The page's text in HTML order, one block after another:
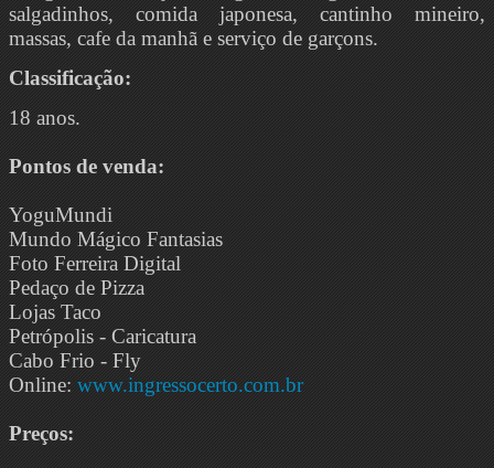
salgadinhos, comida japonesa, cantinho mineiro,
massas, cafe da manhã e serviço de garçons.
Classificação:
18 anos.
Pontos de venda:
YoguMundi
Mundo Mágico Fantasias
Foto Ferreira Digital
Pedaço de Pizza
Lojas Taco
Petrópolis - Caricatura
Cabo Frio - Fly
Online: www.ingressocerto.com.br
Preços: